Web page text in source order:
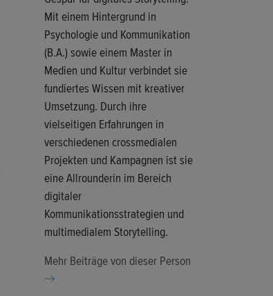
Mit einem Hintergrund in
Psychologie und Kommunikation
(B.A.) sowie einem Master in
Medien und Kultur verbindet sie
fundiertes Wissen mit kreativer
Umsetzung. Durch ihre
vielseitigen Erfahrungen in
verschiedenen crossmedialen
Projekten und Kampagnen ist sie
eine Allrounderin im Bereich
digitaler
Kommunikationsstrategien und
multimedialem Storytelling.
Mehr Beiträge von dieser Person